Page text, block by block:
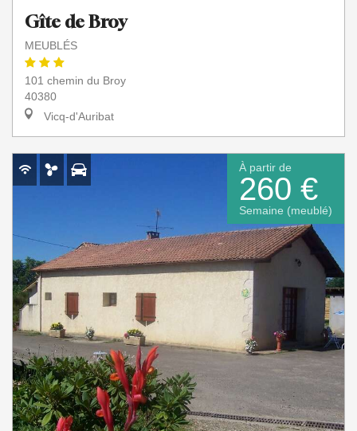
Gîte de Broy
MEUBLÉS
101 chemin du Broy
40380
Vicq-d'Auribat
À partir de
260 €
Semaine (meublé)